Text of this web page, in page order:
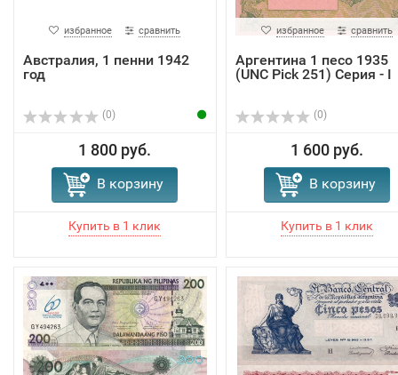
избранное сравнить
Австралия, 1 пенни 1942
год
(0)
1 800 руб.
В корзину
избранное сравнить
Аргентина 1 песо 1935
(UNC Pick 251) Серия - I
(0)
1 600 руб.
В корзину